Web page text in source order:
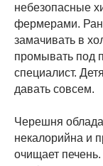
небезопасные
фермерами.
замачивать в
промывать под
специалист.
давать совсем.
Черешня
некалорийна и
очищает